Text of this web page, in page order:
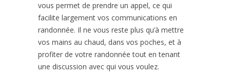
vous permet de prendre un appel, ce qui
facilite largement vos communications en
randonnée. Il ne vous reste plus qu’à mettre
vos mains au chaud, dans vos poches, et à
profiter de votre randonnée tout en tenant
une discussion avec qui vous voulez.